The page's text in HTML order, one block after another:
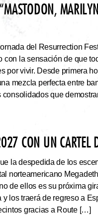
del Resurrection
con la sensación de que
por vivir. Desde primera
mezcla perfecta entre
consolidados que
CON UN CARTEL
la despedida de los
norteamericano
de ellos es su próxima
y los traerá de regreso a
gracias a Route […]